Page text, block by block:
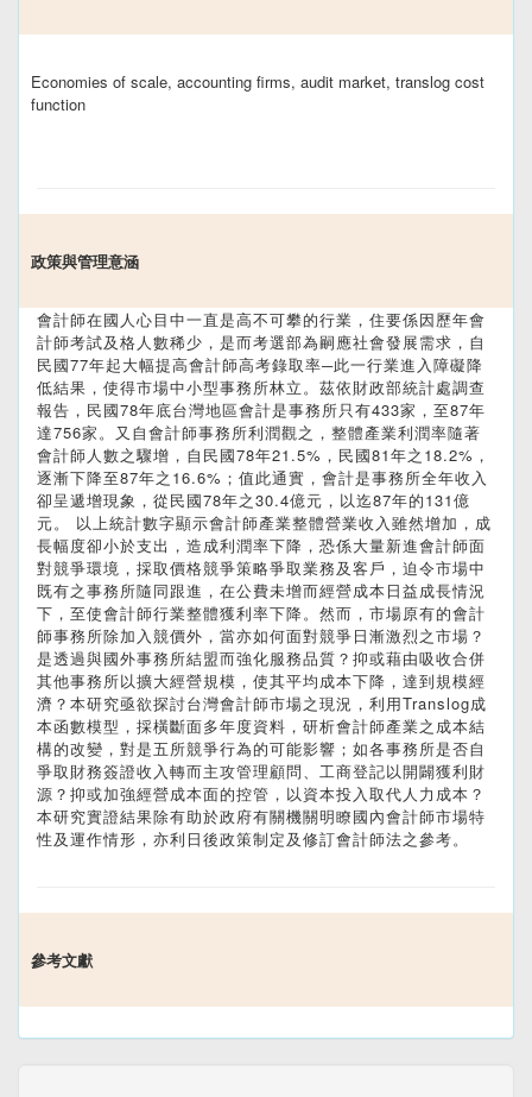
Economies of scale, accounting firms, audit market, translog cost
function
政策與管理意涵
會計師在國人心目中一直是高不可攀的行業，住要係因歷年會
計師考試及格人數稀少，是而考選部為嗣應社會發展需求，自
民國77年起大幅提高會計師高考錄取率─此一行業進入障礙降
低結果，使得市場中小型事務所林立。茲依財政部統計處調查
報告，民國78年底台灣地區會計是事務所只有433家，至87年
達756家。又自會計師事務所利潤觀之，整體產業利潤率隨著
會計師人數之驟增，自民國78年21.5%，民國81年之18.2%，
逐漸下降至87年之16.6%；值此通實，會計是事務所全年收入
卻呈遞增現象，從民國78年之30.4億元，以迄87年的131億
元。 以上統計數字顯示會計師產業整體營業收入雖然增加，成
長幅度卻小於支出，造成利潤率下降，恐係大量新進會計師面
對競爭環境，採取價格競爭策略爭取業務及客戶，迫令市場中
既有之事務所隨同跟進，在公費未增而經營成本日益成長情況
下，至使會計師行業整體獲利率下降。然而，市場原有的會計
師事務所除加入競價外，當亦如何面對競爭日漸激烈之市場？
是透過與國外事務所結盟而強化服務品質？抑或藉由吸收合併
其他事務所以擴大經營規模，使其平均成本下降，達到規模經
濟？本研究亟欲探討台灣會計師市場之現況，利用Translog成
本函數模型，採橫斷面多年度資料，研析會計師產業之成本結
構的改變，對是五所競爭行為的可能影響；如各事務所是否自
爭取財務簽證收入轉而主攻管理顧問、工商登記以開闢獲利財
源？抑或加強經營成本面的控管，以資本投入取代人力成本？
本研究實證結果除有助於政府有關機關明瞭國內會計師市場特
性及運作情形，亦利日後政策制定及修訂會計師法之參考。
參考文獻